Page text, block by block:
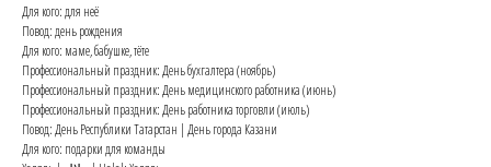
Для кого: для неё
Повод: день рождения
Для кого: маме, бабушке, тёте
Профессиональный праздник: День бухгалтера (ноябрь)
Профессиональный праздник: День медицинского работника (июнь)
Профессиональный праздник: День работника торговли (июль)
Повод: День Республики Татарстан | День города Казани
Для кого: подарки для команды